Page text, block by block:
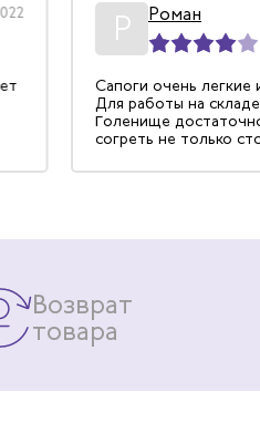
Р Роман
Сапоги очень легкие
Для работы на складе
Голенище
согреть не только
холода.
Возврат
товара